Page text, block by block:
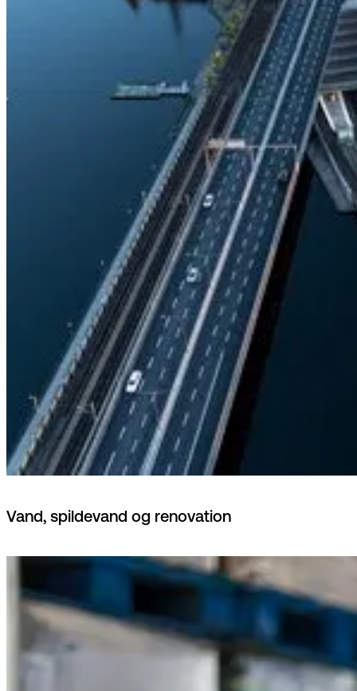
Vand, spildevand og renovation